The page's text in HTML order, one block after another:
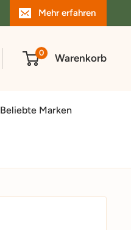
Mehr erfahren
0 Warenkorb
Beliebte Marken